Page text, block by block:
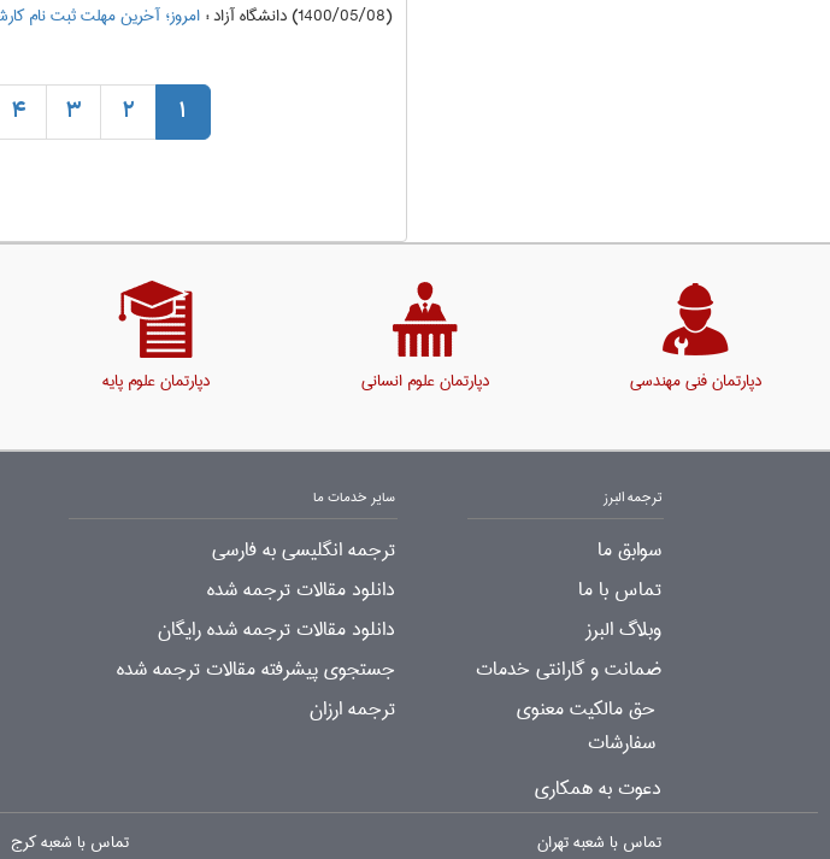
(1400/05/08) دانشگاه آزاد
: امروز؛ آخرین مهلت ثبت نام
1
2
3
4
دپارتمان فنی مهندسی دپارتمان علوم انسانی دپارتمان علوم پایه
ترجمه البرز
سوابق ما
تماس با ما
وبلاگ البرز
ضمانت و گارانتی خدمات
حق مالکیت معنوی
سفارشات
دعوت به همکاری
سایر خدمات ما
ترجمه انگلیسی به فارسی
دانلود مقالات ترجمه شده
دانلود مقالات ترجمه شده رایگان
جستجوی پیشرفته مقالات ترجمه شده
ترجمه ارزان
تماس با شعبه تهران تماس با شعبه کرج